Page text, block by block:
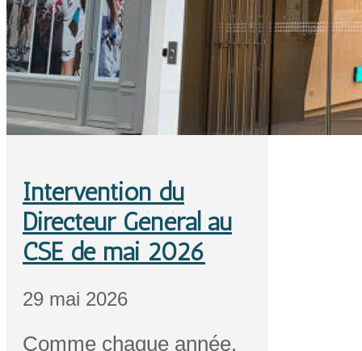
Intervention du
Directeur Général au
CSE de mai 2026
29 mai 2026
Comme chaque année,